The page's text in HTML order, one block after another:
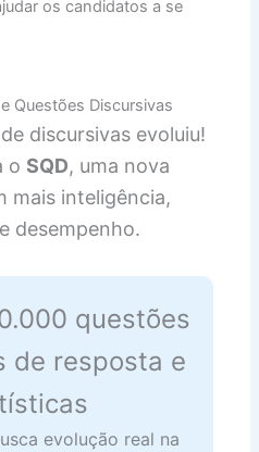
os candidatos a se
Questões Discursivas
discursivas evoluiu!
o SQD, uma nova
mais inteligência,
desempenho.
questões
de resposta e
evolução real na